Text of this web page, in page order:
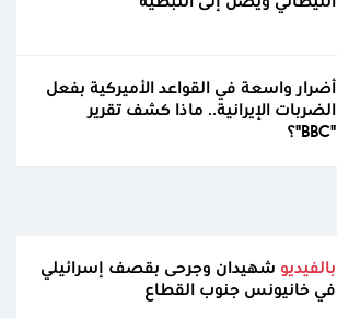
أضرار واسعة في القواعد الأميركية بفعل
الضربات الإيرانية.. ماذا كشف تقرير
"BBC"؟
بالفيديو شهيدان وجرحى بقصف إسرائيلي
في خانيونس جنوب القطاع